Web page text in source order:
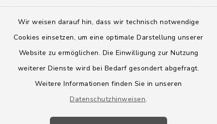
Wir weisen darauf hin, dass wir technisch notwendige
Cookies einsetzen, um eine optimale Darstellung unserer
Website zu ermöglichen. Die Einwilligung zur Nutzung
weiterer Dienste wird bei Bedarf gesondert abgefragt.
Weitere Informationen finden Sie in unseren
Datenschutzhinweisen.
Barrierefreiheit